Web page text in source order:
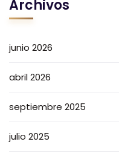
Archivos
junio 2026
abril 2026
septiembre 2025
julio 2025